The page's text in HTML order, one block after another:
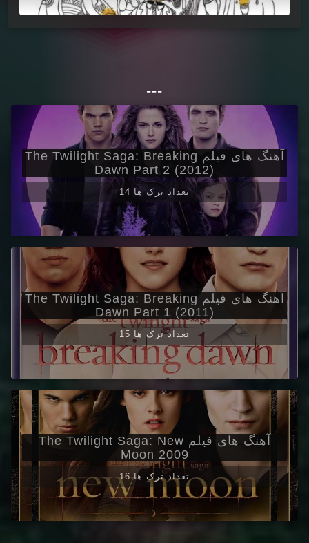
---
آهنگ های فیلم The Twilight Saga: Breaking
Dawn Part 2 (2012)
14 تعداد ترک ها
آهنگ های فیلم The Twilight Saga: Breaking
Dawn Part 1 (2011)
15 تعداد ترک ها
آهنگ های فیلم The Twilight Saga: New
Moon 2009
16 تعداد ترک ها